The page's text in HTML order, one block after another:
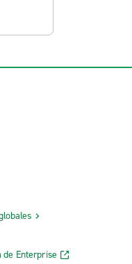
de Enterprise